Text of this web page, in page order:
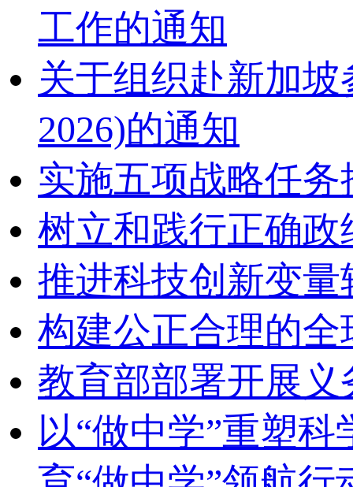
工作的通知
关于组织赴新加坡
2026)的通知
实施五项战略任
树立和践行正确
推进科技创新变
构建公正合理的
教育部部署开展义
以“做中学”重塑